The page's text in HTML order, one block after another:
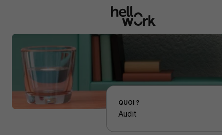
Effectuer une recherche d'emploi par localité
QUOI ?